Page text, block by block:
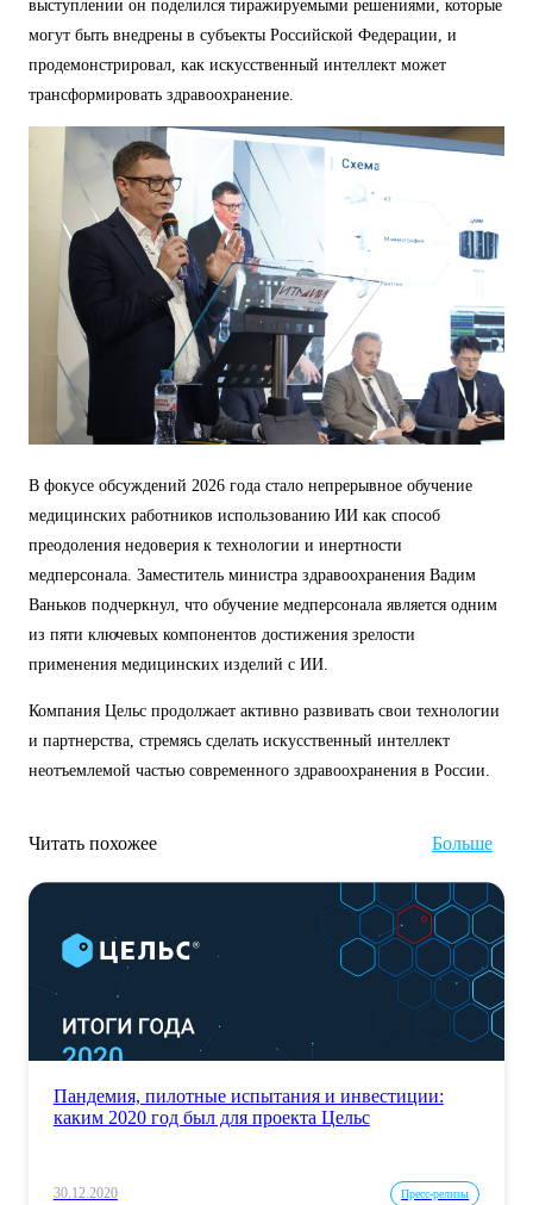
выступлении он поделился тиражируемыми решениями, которые
могут быть внедрены в субъекты Российской Федерации, и
продемонстрировал, как искусственный интеллект может
трансформировать здравоохранение.
В фокусе обсуждений 2026 года стало непрерывное обучение
медицинских работников использованию ИИ как способ
преодоления недоверия к технологии и инертности
медперсонала. Заместитель министра здравоохранения Вадим
Ваньков подчеркнул, что обучение медперсонала является одним
из пяти ключевых компонентов достижения зрелости
применения медицинских изделий с ИИ.
Компания Цельс продолжает активно развивать свои технологии
и партнерства, стремясь сделать искусственный интеллект
неотъемлемой частью современного здравоохранения в России.
Читать похожее Больше
Пандемия, пилотные испытания и инвестиции:
каким 2020 год был для проекта Цельс
30.12.2020 Пресс-релизы